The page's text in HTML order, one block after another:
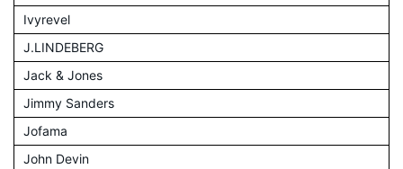
Ivyrevel
J.LINDEBERG
Jack & Jones
Jimmy Sanders
Jofama
John Devin